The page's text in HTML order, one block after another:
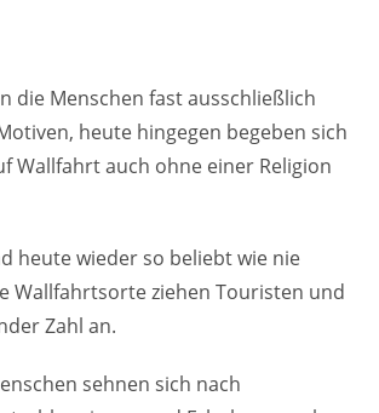
die Menschen fast ausschließlich
heute hingegen begeben sich
Wallfahrt auch ohne einer Religion
heute wieder so beliebt wie nie
Wallfahrtsorte ziehen Touristen und
Zahl an.
sehnen sich nach